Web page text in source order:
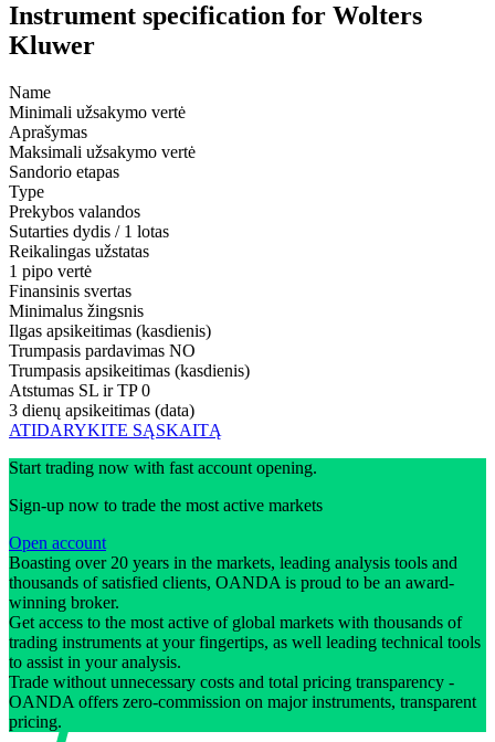
Instrument specification for Wolters
Kluwer
Name
Minimali užsakymo vertė
Aprašymas
Maksimali užsakymo vertė
Sandorio etapas
Type
Prekybos valandos
Sutarties dydis / 1 lotas
Reikalingas užstatas
1 pipo vertė
Finansinis svertas
Minimalus žingsnis
Ilgas apsikeitimas (kasdienis)
Trumpasis pardavimas NO
Trumpasis apsikeitimas (kasdienis)
Atstumas SL ir TP 0
3 dienų apsikeitimas (data)
ATIDARYKITE SĄSKAITĄ
Start trading now with fast account opening.
Sign-up now to trade the most active markets
Open account
Boasting over 20 years in the markets, leading analysis tools and
thousands of satisfied clients, OANDA is proud to be an award-
winning broker.
Get access to the most active of global markets with thousands of
trading instruments at your fingertips, as well leading technical tools
to assist in your analysis.
Trade without unnecessary costs and total pricing transparency -
OANDA offers zero-commission on major instruments, transparent
pricing.